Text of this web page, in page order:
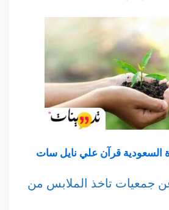
السعودية قرآن علي نايل سات
جمعيات تاخذ الملابس من